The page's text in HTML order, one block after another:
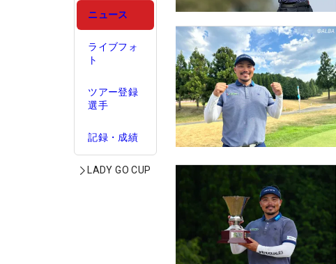
ニュース
ライブフォ
ト
ツアー登録
選手
記録・成績
LADY GO CUP